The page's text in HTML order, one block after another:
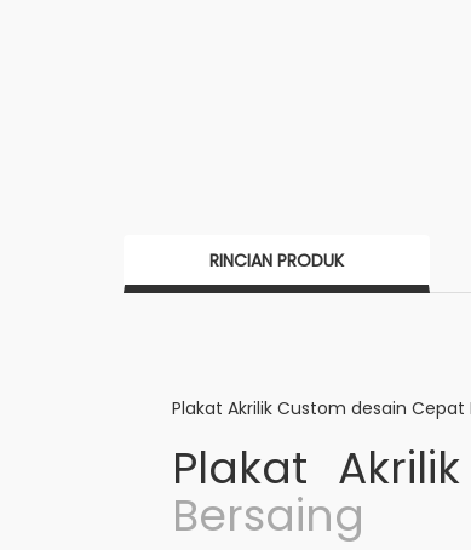
RINCIAN PRODUK
Plakat Akrilik Custom desain Cepat
Plakat
Bersaing